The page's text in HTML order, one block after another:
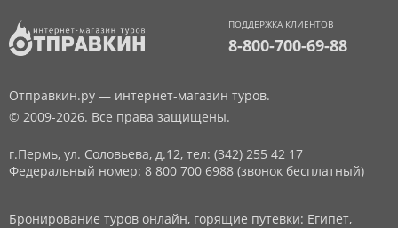
ПОДДЕРЖКА КЛИЕНТОВ
8-800-700-69-88
Отправкин.ру — интернет-магазин туров.
© 2009-2026. Все права защищены.
г.Пермь, ул. Соловьева, д.12, тел: (342) 255 42 17
Федеральный номер: 8 800 700 6988 (звонок бесплатный)
Бронирование туров онлайн, горящие путевки: Египет,